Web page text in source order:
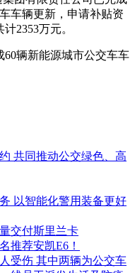
车辆更新，申请补贴资
2353万元。
辆新能源城市公交车车
共同推动公交绿色、高
以智能化警用装备更好
交付斯里兰卡
推荐安凯E6！
受伤 其中两辆为公交车